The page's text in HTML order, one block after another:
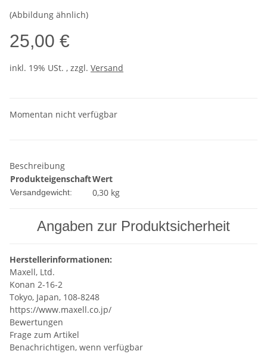
(Abbildung ähnlich)
25,00 €
inkl. 19% USt. , zzgl. Versand
Momentan nicht verfügbar
Beschreibung
ProdukteigenschaftWert
Versandgewicht: 0,30 kg
Angaben zur Produktsicherheit
Herstellerinformationen:
Maxell, Ltd.
Konan 2-16-2
Tokyo, Japan, 108-8248
https://www.maxell.co.jp/
Bewertungen
Frage zum Artikel
Benachrichtigen, wenn verfügbar